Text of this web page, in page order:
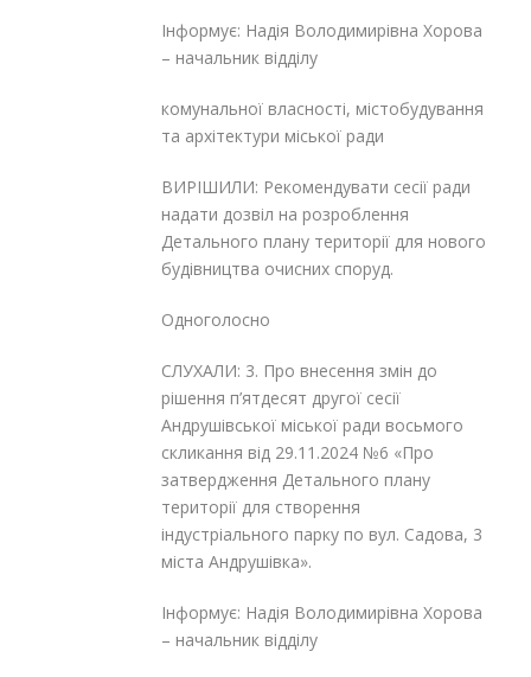
Інформує: Надія Володимирівна Хорова
– начальник відділу
комунальної власності, містобудування
та архітектури міської ради
ВИРІШИЛИ: Рекомендувати сесії ради
надати дозвіл на розроблення
Детального плану території для нового
будівництва очисних споруд.
Одноголосно
СЛУХАЛИ: 3. Про внесення змін до
рішення п’ятдесят другої сесії
Андрушівської міської ради восьмого
скликання від 29.11.2024 №6 «Про
затвердження Детального плану
території для створення
індустріального парку по вул. Садова, 3
міста Андрушівка».
Інформує: Надія Володимирівна Хорова
– начальник відділу